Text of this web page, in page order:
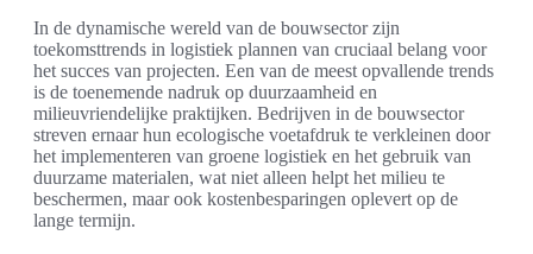
In de dynamische wereld van de bouwsector zijn
toekomsttrends in logistiek plannen van cruciaal belang voor
het succes van projecten. Een van de meest opvallende trends
is de toenemende nadruk op duurzaamheid en
milieuvriendelijke praktijken. Bedrijven in de bouwsector
streven ernaar hun ecologische voetafdruk te verkleinen door
het implementeren van groene logistiek en het gebruik van
duurzame materialen, wat niet alleen helpt het milieu te
beschermen, maar ook kostenbesparingen oplevert op de
lange termijn.